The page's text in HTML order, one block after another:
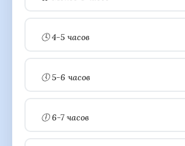
🕓 4-5 часов
🕔 5-6 часов
🕕 6-7 часов